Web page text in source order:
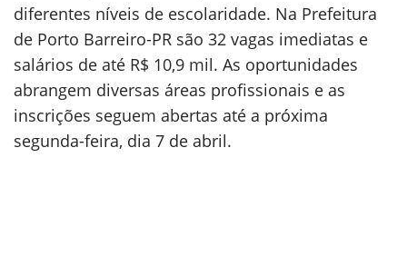
diferentes níveis de escolaridade. Na Prefeitura
de Porto Barreiro-PR são 32 vagas imediatas e
salários de até R$ 10,9 mil. As oportunidades
abrangem diversas áreas profissionais e as
inscrições seguem abertas até a próxima
segunda-feira, dia 7 de abril.